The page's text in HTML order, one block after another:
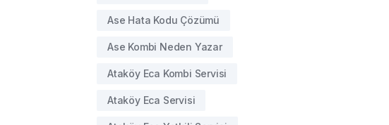
Ase Hata Kodu Çözümü
Ase Kombi Neden Yazar
Ataköy Eca Kombi Servisi
Ataköy Eca Servisi